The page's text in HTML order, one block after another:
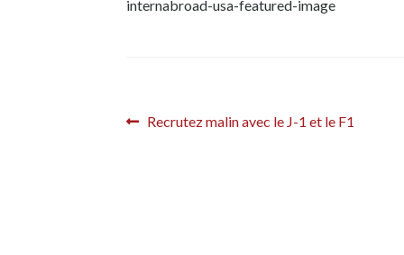
internabroad-usa-featured-image
Navigation
Article
Recrutez malin avec le J-1 et le F1